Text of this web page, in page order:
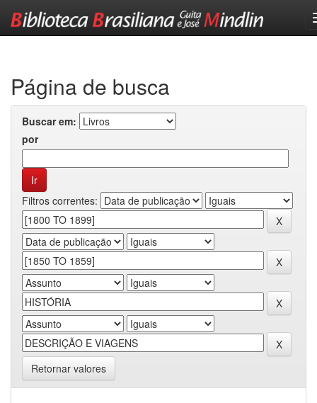
Página de busca
Buscar em:
por
Filtros correntes:
Retornar valores